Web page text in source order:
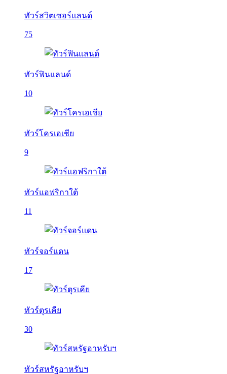
ทัวร์สวิตเซอร์แลนด์
75
ทัวร์ฟินแลนด์
10
ทัวร์โครเอเชีย
9
ทัวร์แอฟริกาใต้
11
ทัวร์จอร์แดน
17
ทัวร์ตุรเคีย
30
ทัวร์สหรัฐอาหรับฯ